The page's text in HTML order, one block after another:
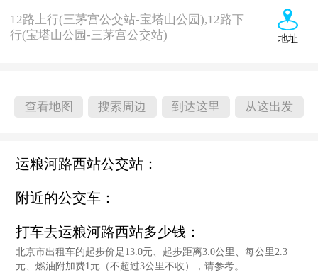
地址
12路上行(三茅宫公交站-宝塔山公园),12路下
行(宝塔山公园-三茅宫公交站)
查看地图 搜索周边 到达这里 从这出发
运粮河路西站公交站：
附近的公交车：
打车去运粮河路西站多少钱：
北京市出租车的起步价是13.0元、起步距离3.0公里、每公里2.3
元、燃油附加费1元（不超过3公里不收），请参考。